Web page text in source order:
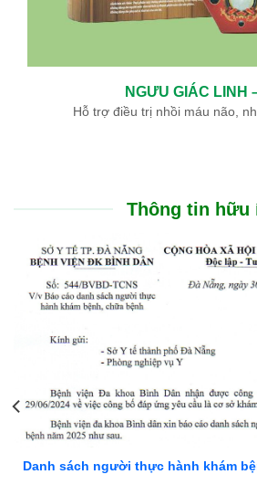
NGƯU GIÁC LINH
Hỗ trợ điều trị nhồi máu não,
Thông tin hữu
Danh sách người thực hành khám